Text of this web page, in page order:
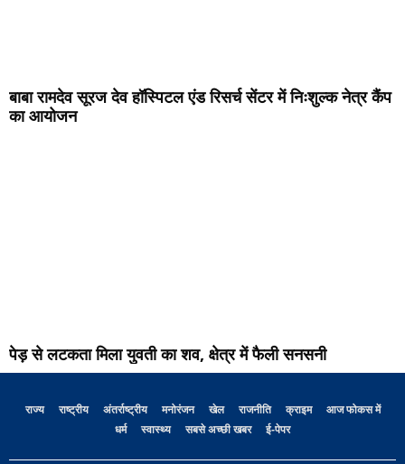
बाबा रामदेव सूरज देव हॉस्पिटल एंड रिसर्च सेंटर में निःशुल्क नेत्र कैंप
का आयोजन
पेड़ से लटकता मिला युवती का शव, क्षेत्र में फैली सनसनी
राज्य राष्ट्रीय अंतर्राष्ट्रीय मनोरंजन खेल राजनीति क्राइम
आज फोकस में
धर्म
स्वास्थ्य सबसे अच्छी खबर ई-पेपर